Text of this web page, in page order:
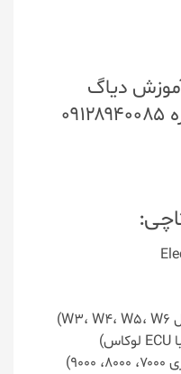
دیاگ
هیتاچی Hitachi با شماره ۰۹۱۲۸۹۴۰۰۸۵